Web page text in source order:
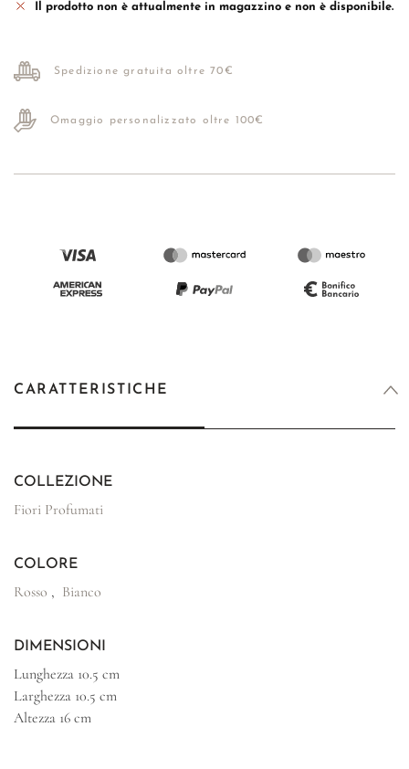
Il prodotto non è attualmente in magazzino e non è disponibile.
Spedizione gratuita oltre 70€
Omaggio personalizzato oltre 100€
CARATTERISTICHE
COLLEZIONE
Fiori Profumati
COLORE
Rosso , Bianco
DIMENSIONI
Lunghezza 10.5 cm
Larghezza 10.5 cm
Altezza 16 cm